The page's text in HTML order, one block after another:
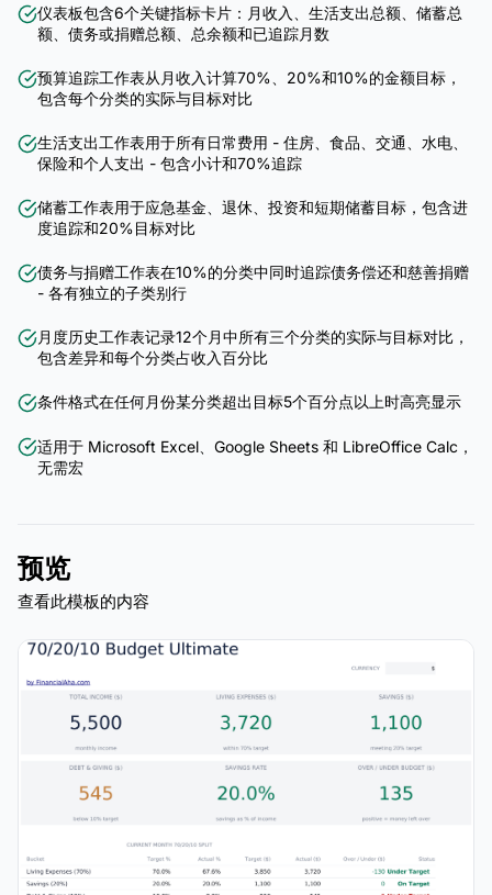
仪表板包含6个关键指标卡片：月收入、生活支出总额、储蓄总
额、债务或捐赠总额、总余额和已追踪月数
预算追踪工作表从月收入计算70%、20%和10%的金额目标，
包含每个分类的实际与目标对比
生活支出工作表用于所有日常费用 - 住房、食品、交通、水电、
保险和个人支出 - 包含小计和70%追踪
储蓄工作表用于应急基金、退休、投资和短期储蓄目标，包含进
度追踪和20%目标对比
债务与捐赠工作表在10%的分类中同时追踪债务偿还和慈善捐赠
- 各有独立的子类别行
月度历史工作表记录12个月中所有三个分类的实际与目标对比，
包含差异和每个分类占收入百分比
条件格式在任何月份某分类超出目标5个百分点以上时高亮显示
适用于 Microsoft Excel、Google Sheets 和 LibreOffice Calc，
无需宏
预览
查看此模板的内容